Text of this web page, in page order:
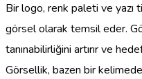
Bir logo, renk paleti ve yazı
görsel olarak temsil eder.
tanınabilirliğini artırır ve
Görsellik, bazen bir